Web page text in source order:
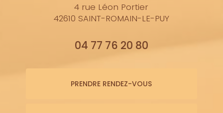
4 rue Léon Portier
42610 SAINT-ROMAIN-LE-PUY
04 77 76 20 80
PRENDRE RENDEZ-VOUS